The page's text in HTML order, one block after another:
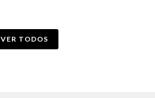
VER TODOS